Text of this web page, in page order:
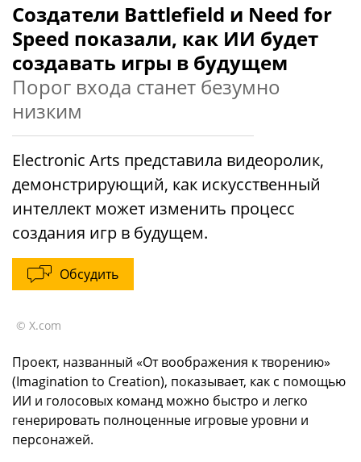
Создатели Battlefield и Need for
Speed показали, как ИИ будет
создавать игры в будущем
Порог входа станет безумно
низким
Electronic Arts представила видеоролик,
демонстрирующий, как искусственный
интеллект может изменить процесс
создания игр в будущем.
Обсудить
© X.com
Проект, названный «От воображения к творению»
(Imagination to Creation), показывает, как с помощью
ИИ и голосовых команд можно быстро и легко
генерировать полноценные игровые уровни и
персонажей.